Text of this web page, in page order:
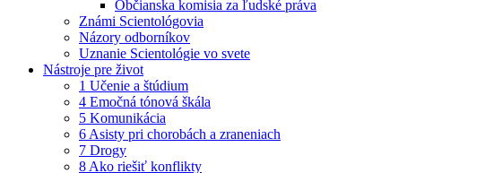
Občianska komisia za ľudské práva
Známi Scientológovia
Názory odborníkov
Uznanie Scientológie vo svete
Nástroje pre život
1 Učenie a štúdium
4 Emočná tónová škála
5 Komunikácia
6 Asisty pri chorobách a zraneniach
7 Drogy
8 Ako riešiť konflikty